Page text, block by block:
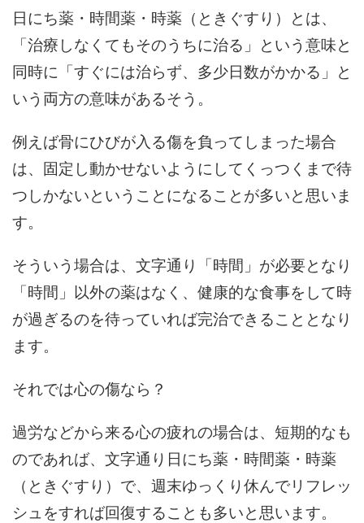
日にち薬・時間薬・時薬（ときぐすり）とは、
「治療しなくてもそのうちに治る」という意味と
同時に「すぐには治らず、多少日数がかかる」と
いう両方の意味があるそう。
例えば骨にひびが入る傷を負ってしまった場合
は、固定し動かせないようにしてくっつくまで待
つしかないということになることが多いと思いま
す。
そういう場合は、文字通り「時間」が必要となり
「時間」以外の薬はなく、健康的な食事をして時
が過ぎるのを待っていれば完治できることとなり
ます。
それでは心の傷なら？
過労などから来る心の疲れの場合は、短期的なも
のであれば、文字通り日にち薬・時間薬・時薬
（ときぐすり）で、週末ゆっくり休んでリフレッ
シュをすれば回復することも多いと思います。